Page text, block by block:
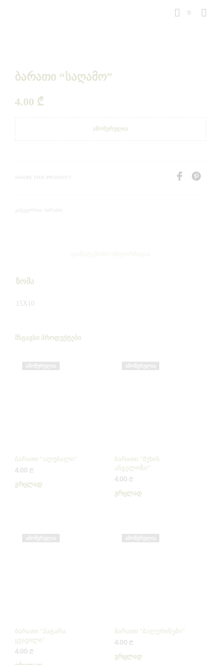
0
ბარათი “საღამო”
4.00 ₾
ᲐᲛᲝᲬᲣᲠᲣᲚᲘᲐ
ზომა
15X10
ᲛᲡᲒᲐᲕᲡᲘ ᲞᲠᲝᲓᲣᲥᲢᲔᲑᲘ
ᲐᲛᲝᲬᲣᲠᲣᲚᲘᲐ
ბარათი “ალუბალი”
4.00 ₾
ᲕᲠᲪᲚᲐᲓ
ᲐᲛᲝᲬᲣᲠᲣᲚᲘᲐ
ბარათი “მუხის
ანგელოზი”
4.00 ₾
ᲕᲠᲪᲚᲐᲓ
ᲐᲛᲝᲬᲣᲠᲣᲚᲘᲐ
ბარათი “პატარა
ყვავილი”
4.00 ₾
ᲐᲛᲝᲬᲣᲠᲣᲚᲘᲐ
ბარათი “ბალერინები”
4.00 ₾
ᲕᲠᲪᲚᲐᲓ